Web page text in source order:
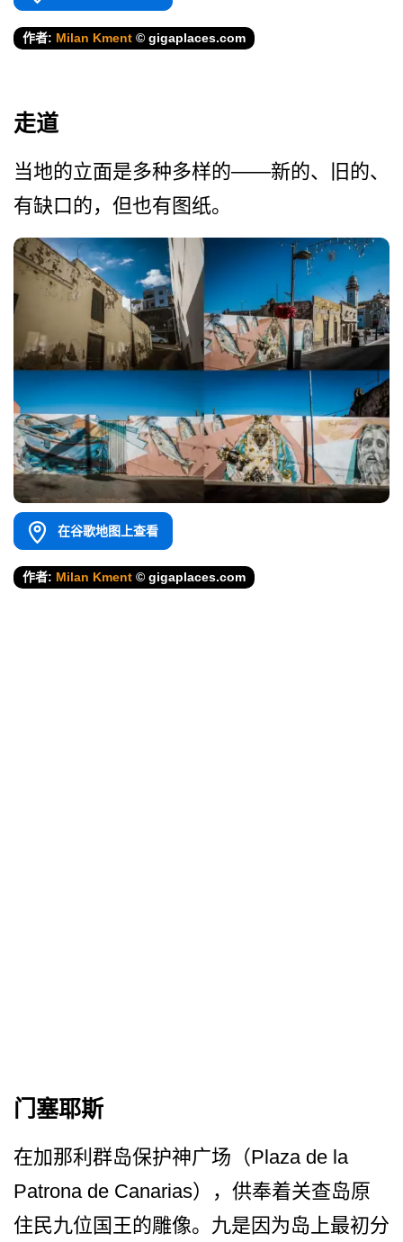
作者: Milan Kment © gigaplaces.com
走道
当地的立面是多种多样的——新的、旧的、
有缺口的，但也有图纸。
在谷歌地图上查看
作者: Milan Kment © gigaplaces.com
门塞耶斯
在加那利群岛保护神广场（Plaza de la
Patrona de Canarias），供奉着关查岛原
住­民九位国王的雕像。九是因为岛上最初分